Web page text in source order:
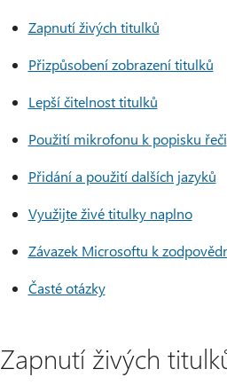
Zapnutí živých titulků
Přizpůsobení zobrazení titulků
Lepší čitelnost titulků
Použití mikrofonu k popisku řeči
Přidání a použití dalších jazyků
Využijte živé titulky naplno
Závazek Microsoftu k
Časté otázky
Zapnutí živých